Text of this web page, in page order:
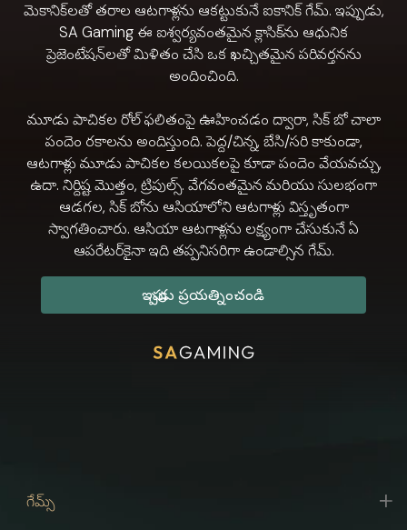
మెకానిక్‌లతో తరాల ఆటగాళ్లను ఆకట్టుకునే ఐకానిక్ గేమ్. ఇప్పుడు,
SA Gaming ఈ ఐశ్వర్యవంతమైన క్లాసిక్‌ను ఆధునిక
ప్రెజెంటేషన్‌లతో మిళితం చేసి ఒక ఖచ్చితమైన పరివర్తనను
అందించింది.
మూడు పాచికల రోల్ ఫలితంపై ఊహించడం ద్వారా, సిక్ బో చాలా
పందెం రకాలను అందిస్తుంది. పెద్ద/చిన్న, బేసి/సరి కాకుండా,
ఆటగాళ్లు మూడు పాచికల కలయికలపై కూడా పందెం వేయవచ్చు,
ఉదా. నిర్దిష్ట మొత్తం, ట్రిపుల్స్. వేగవంతమైన మరియు సులభంగా
ఆడగల, సిక్ బోను ఆసియాలోని ఆటగాళ్లు విస్తృతంగా
స్వాగతించారు. ఆసియా ఆటగాళ్లను లక్ష్యంగా చేసుకునే ఏ
ఆపరేటర్‌కైనా ఇది తప్పనిసరిగా ఉండాల్సిన గేమ్.
ఇప్పుడు ప్రయత్నించండి
గేమ్స్